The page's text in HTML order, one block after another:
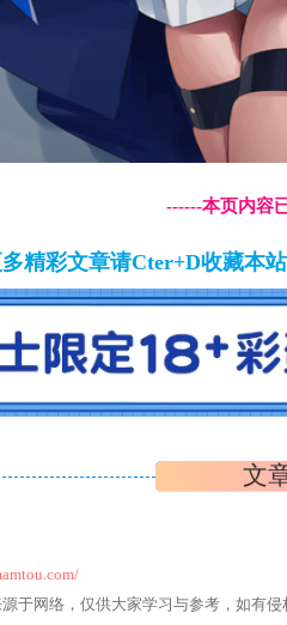
------本页内容
精彩文章请Cter+D收藏本站
文
于网络，仅供大家学习与参考，如有侵